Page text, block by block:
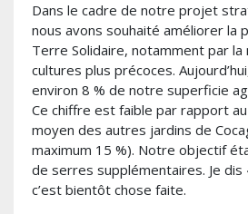
Dans le cadre de notre projet
nous avons souhaité améliorer la
Terre Solidaire, notamment par
cultures plus précoces.
environ 8 % de notre superficie
Ce chiffre est faible par rapport
moyen des autres jardins de
maximum 15 %). Notre objectif
de serres supplémentaires. Je dis
c’est bientôt chose faite.